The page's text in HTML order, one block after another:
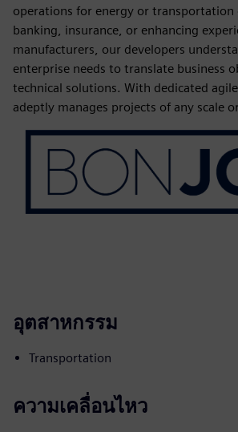
operations for energy or transportation
banking, insurance, or enhancing
manufacturers, our developers
enterprise needs to translate business
technical solutions. With dedicated
adeptly manages projects of any scale
อุตสาหกรรม
Transportation
ความเคลื่อนไหว